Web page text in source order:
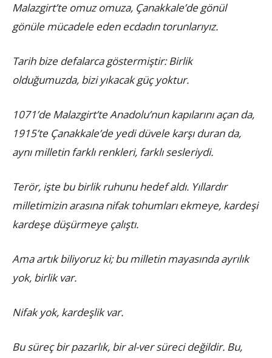
Malazgirt’te omuz omuza, Çanakkale’de gönül
gönüle mücadele eden ecdadın torunlarıyız.
Tarih bize defalarca göstermiştir: Birlik
olduğumuzda, bizi yıkacak güç yoktur.
1071’de Malazgirt’te Anadolu’nun kapılarını açan da,
1915’te Çanakkale’de yedi düvele karşı duran da,
aynı milletin farklı renkleri, farklı sesleriydi.
Terör, işte bu birlik ruhunu hedef aldı. Yıllardır
milletimizin arasına nifak tohumları ekmeye, kardeşi
kardeşe düşürmeye çalıştı.
Ama artık biliyoruz ki; bu milletin mayasında ayrılık
yok, birlik var.
Nifak yok, kardeşlik var.
Bu süreç bir pazarlık, bir al-ver süreci değildir. Bu,